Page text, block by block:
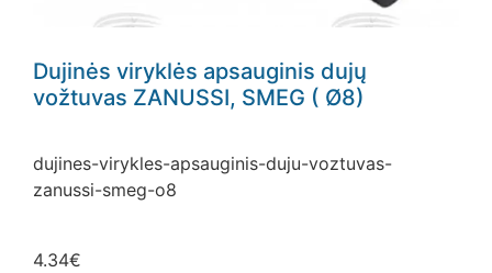
Dujinės viryklės apsauginis dujų
vožtuvas ZANUSSI, SMEG ( Ø8)
dujines-virykles-apsauginis-duju-voztuvas-
zanussi-smeg-o8
4.34€